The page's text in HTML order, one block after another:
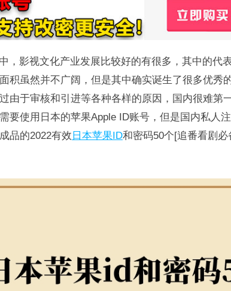
，影视文化产业发展比较好的有很多，其中的代
积虽然并不广阔，但是其中确实诞生了很多优秀
由于审核和引进等各种各样的原因，国内很难第
要使用日本的苹果Apple ID账号，但是国内私人
品的2022有效 日本苹果ID和密码50个[追番看剧必